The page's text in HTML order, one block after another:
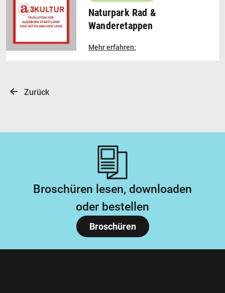
Naturpark Rad &
Wanderetappen
Mehr erfahren:
Zurück
Broschüren lesen, downloaden
oder bestellen
Broschüren